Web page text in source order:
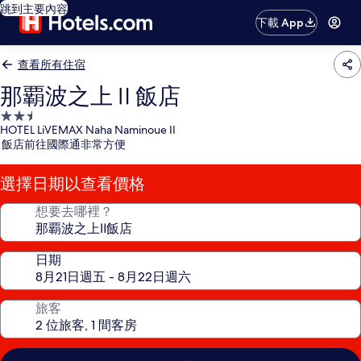
跳到主要內容
下載 App
查看所有住宿
那覇波之上Ⅱ飯店
2.5
星
級
住
宿
HOTEL LiVEMAX Naha Naminoue II
飯店前往國際通非常方便
選擇日期以查看價格
想要去哪裡？
日期
旅客